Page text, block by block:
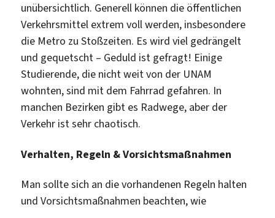
unübersichtlich. Generell können die öffentlichen
Verkehrsmittel extrem voll werden, insbesondere
die Metro zu Stoßzeiten. Es wird viel gedrängelt
und gequetscht – Geduld ist gefragt! Einige
Studierende, die nicht weit von der UNAM
wohnten, sind mit dem Fahrrad gefahren. In
manchen Bezirken gibt es Radwege, aber der
Verkehr ist sehr chaotisch.
Verhalten, Regeln & Vorsichtsmaßnahmen
Man sollte sich an die vorhandenen Regeln halten
und Vorsichtsmaßnahmen beachten, wie